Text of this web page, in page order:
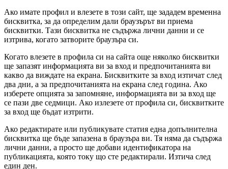
Ако имате профил и влезете в този сайт, ще зададем временна
бисквитка, за да определим дали браузърът ви приема
бисквитки. Тази бисквитка не съдържа лични данни и се
изтрива, когато затворите браузъра си.
Когато влезете в профила си на сайта още няколко бисквитки
ще запазят информацията ви за вход и предпочитанията ви
какво да виждате на екрана. Бисквитките за вход изтичат след
два дни, а за предпочитанията на екрана след година. Ако
изберете опцията за запомняне, информацията ви за вход ще
се пази две седмици. Ако излезете от профила си, бисквитките
за вход ще бъдат изтрити.
Ако редактирате или публикувате статия една допълнителна
бисквитка ще бъде запазена в браузъра ви. Тя няма да съдържа
лични данни, а просто ще добави идентификатора на
публикацията, която току що сте редактирали. Изтича след
един ден.